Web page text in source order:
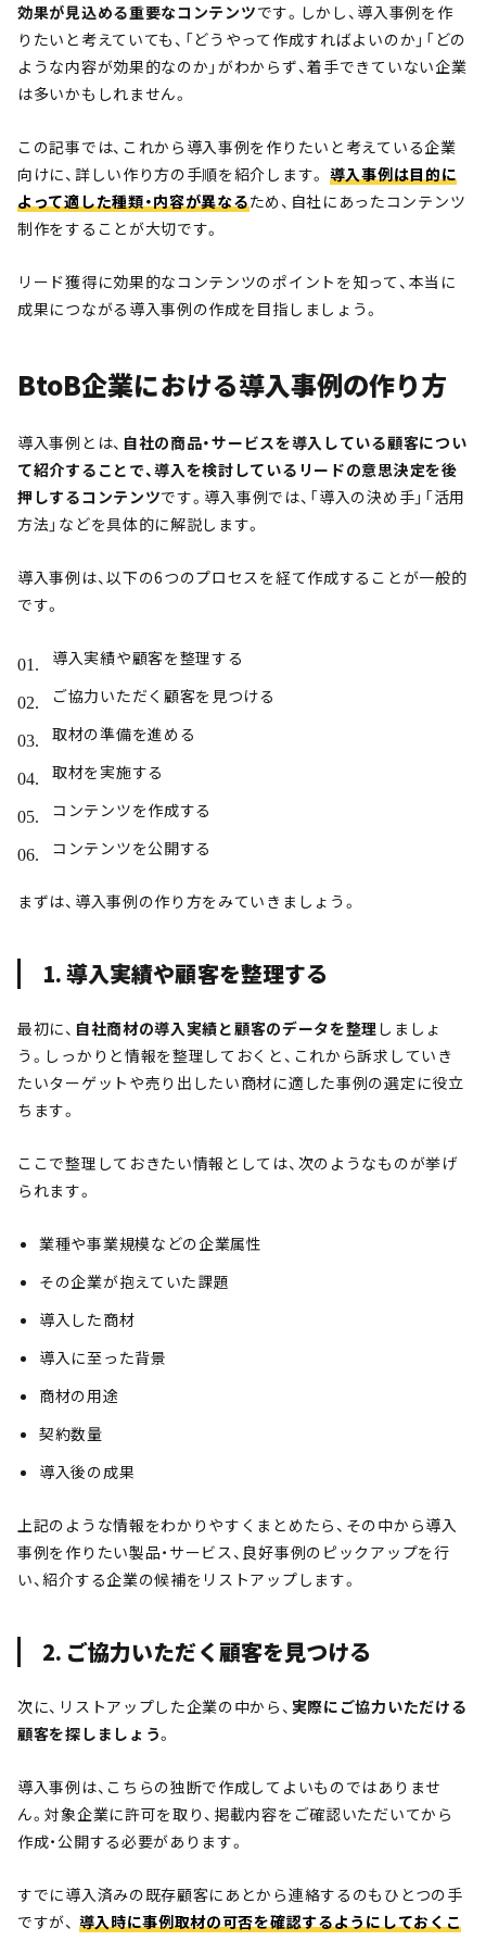
効果が見込める重要なコンテンツです。しかし、導入事例を作
りたいと考えていても、「どうやって作成すればよいのか」「どの
ような内容が効果的なのか」がわからず、着手できていない企業
は多いかもしれません。
この記事では、これから導入事例を作りたいと考えている企業
向けに、詳しい作り方の手順を紹介します。 導入事例は目的に
よって適した種類・内容が異なるため、自社にあったコンテンツ
制作をすることが大切です。
リード獲得に効果的なコンテンツのポイントを知って、本当に
成果につながる導入事例の作成を目指しましょう。
BtoB企業における導入事例の作り方
導入事例とは、 自社の商品・サービスを導入している顧客につい
て紹介することで、導入を検討しているリードの意思決定を後
押しするコンテンツです。導入事例では、「導入の決め手」「活用
方法」などを具体的に解説します。
導入事例は、以下の6つのプロセスを経て作成することが一般的
です。
導入実績や顧客を整理する
ご協力いただく顧客を見つける
取材の準備を進める
取材を実施する
コンテンツを作成する
コンテンツを公開する
まずは、導入事例の作り方をみていきましょう。
1. 導入実績や顧客を整理する
最初に、 自社商材の導入実績と顧客のデータを整理 しましょ
う。しっかりと情報を整理しておくと、これから訴求していき
たいターゲットや売り出したい商材に適した事例の選定に役立
ちます。
ここで整理しておきたい情報としては、次のようなものが挙げ
られます。
業種や事業規模などの企業属性
その企業が抱えていた課題
導入した商材
導入に至った背景
商材の用途
契約数量
導入後の成果
上記のような情報をわかりやすくまとめたら、その中から導入
事例を作りたい製品・サービス、良好事例のピックアップを行
い、紹介する企業の候補をリストアップします。
2. ご協力いただく顧客を見つける
次に、リストアップした企業の中から、 実際にご協力いただける
顧客を探しましょう。
導入事例は、こちらの独断で作成してよいものではありませ
ん。対象企業に許可を取り、掲載内容をご確認いただいてから
作成・公開する必要があります。
すでに導入済みの既存顧客にあとから連絡するのもひとつの手
ですが、 導入時に事例取材の可否を確認するようにしておくこ